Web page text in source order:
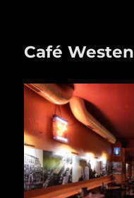
Café Westen